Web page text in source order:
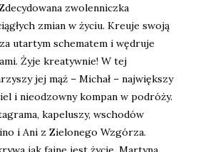
zwolenniczka
zmian w życiu. Kreuje swoją
utartym schematem i wędruje
Żyje kreatywnie! W tej
jej mąż – Michał – największy
i nieodzowny kompan w podróży.
kapeluszy, wschodów
i Ani z Zielonego Wzgórza.